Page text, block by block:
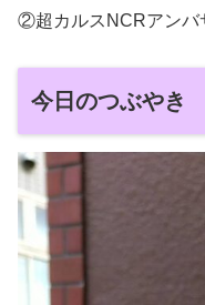
②超カルスNCRアンバ
今日のつぶやき